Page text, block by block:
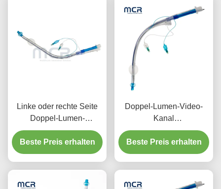
Linke oder rechte Seite
Doppel-Lumen-
Endobronchialröhre mit
Video-Kanal
Beste Preis erhalten
Doppel-Lumen-Video-
Kanal
Endobronchialröhre
visuelle orale PVC Plain
Beste Preis erhalten